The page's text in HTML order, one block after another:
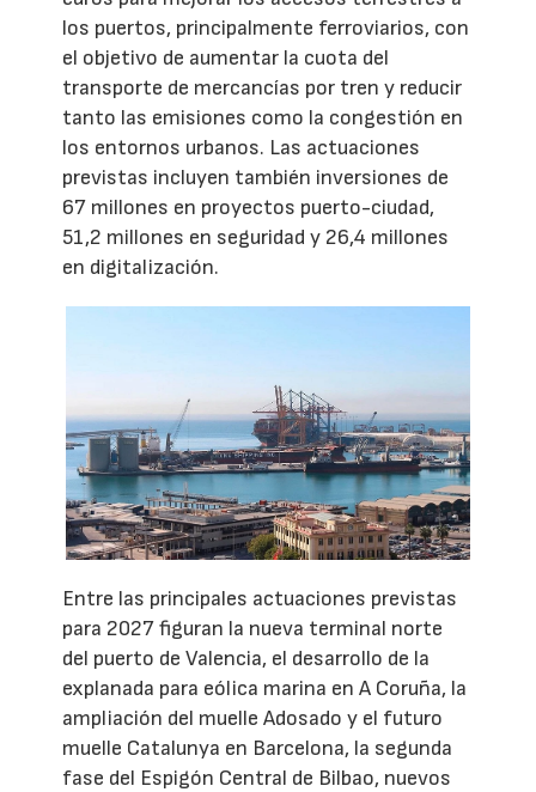
los puertos, principalmente ferroviarios, con
el objetivo de aumentar la cuota del
transporte de mercancías por tren y reducir
tanto las emisiones como la congestión en
los entornos urbanos. Las actuaciones
previstas incluyen también inversiones de
67 millones en proyectos puerto-ciudad,
51,2 millones en seguridad y 26,4 millones
en digitalización.
Entre las principales actuaciones previstas
para 2027 figuran la nueva terminal norte
del puerto de Valencia, el desarrollo de la
explanada para eólica marina en A Coruña, la
ampliación del muelle Adosado y el futuro
muelle Catalunya en Barcelona, la segunda
fase del Espigón Central de Bilbao, nuevos